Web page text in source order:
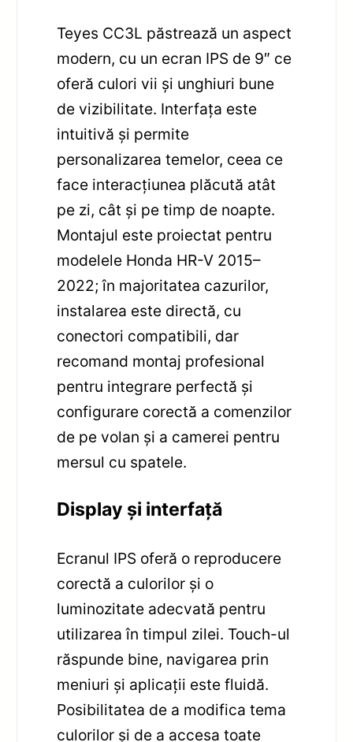
Teyes CC3L păstrează un aspect
modern, cu un ecran IPS de 9″ ce
oferă culori vii și unghiuri bune
de vizibilitate. Interfața este
intuitivă și permite
personalizarea temelor, ceea ce
face interacțiunea plăcută atât
pe zi, cât și pe timp de noapte.
Montajul este proiectat pentru
modelele Honda HR-V 2015–
2022; în majoritatea cazurilor,
instalarea este directă, cu
conectori compatibili, dar
recomand montaj profesional
pentru integrare perfectă și
configurare corectă a comenzilor
de pe volan și a camerei pentru
mersul cu spatele.
Display și interfață
Ecranul IPS oferă o reproducere
corectă a culorilor și o
luminozitate adecvată pentru
utilizarea în timpul zilei. Touch-ul
răspunde bine, navigarea prin
meniuri și aplicații este fluidă.
Posibilitatea de a modifica tema
culorilor și de a accesa toate